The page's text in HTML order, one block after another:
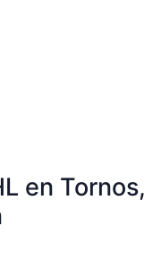
en Tornos,